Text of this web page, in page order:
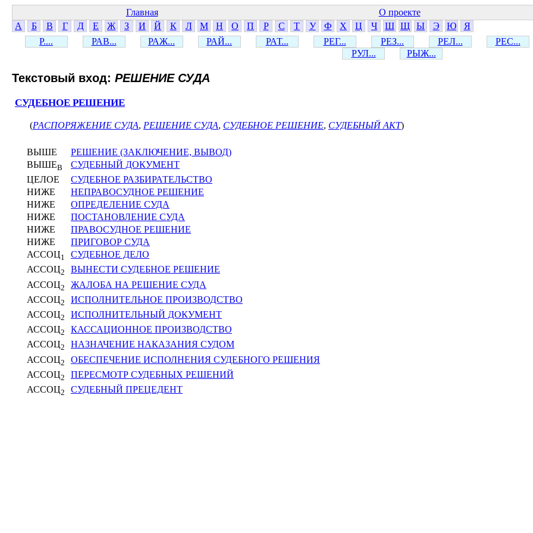
Главная О проекте
А
Б В Г Д Е Ж З И Й К Л М Н О П Р С Т У Ф Х Ц Ч Ш Щ Ы Э Ю
Я
Р....
РАВ... РАЖ... РАЙ... РАТ... РЕГ... РЕЗ... РЕЛ... РЕС...
РУЛ...
РЫЖ...
Текстовый вход: РЕШЕНИЕ СУДА
СУДЕБНОЕ РЕШЕНИЕ
(РАСПОРЯЖЕНИЕ СУДА, РЕШЕНИЕ СУДА, СУДЕБНОЕ РЕШЕНИЕ, СУДЕБНЫЙ АКТ)
ВЫШЕ
РЕШЕНИЕ (ЗАКЛЮЧЕНИЕ, ВЫВОД)
ВЫШЕВ
СУДЕБНЫЙ ДОКУМЕНТ
ЦЕЛОЕ
СУДЕБНОЕ РАЗБИРАТЕЛЬСТВО
НИЖЕ
НЕПРАВОСУДНОЕ РЕШЕНИЕ
НИЖЕ
ОПРЕДЕЛЕНИЕ СУДА
НИЖЕ
ПОСТАНОВЛЕНИЕ СУДА
НИЖЕ
ПРАВОСУДНОЕ РЕШЕНИЕ
НИЖЕ
ПРИГОВОР СУДА
АССОЦ1
СУДЕБНОЕ ДЕЛО
АССОЦ2
ВЫНЕСТИ СУДЕБНОЕ РЕШЕНИЕ
АССОЦ2
ЖАЛОБА НА РЕШЕНИЕ СУДА
АССОЦ2
ИСПОЛНИТЕЛЬНОЕ ПРОИЗВОДСТВО
АССОЦ2
ИСПОЛНИТЕЛЬНЫЙ ДОКУМЕНТ
АССОЦ2
КАССАЦИОННОЕ ПРОИЗВОДСТВО
АССОЦ2
НАЗНАЧЕНИЕ НАКАЗАНИЯ СУДОМ
АССОЦ2
ОБЕСПЕЧЕНИЕ ИСПОЛНЕНИЯ СУДЕБНОГО РЕШЕНИЯ
АССОЦ2
ПЕРЕСМОТР СУДЕБНЫХ РЕШЕНИЙ
АССОЦ2 СУДЕБНЫЙ ПРЕЦЕДЕНТ